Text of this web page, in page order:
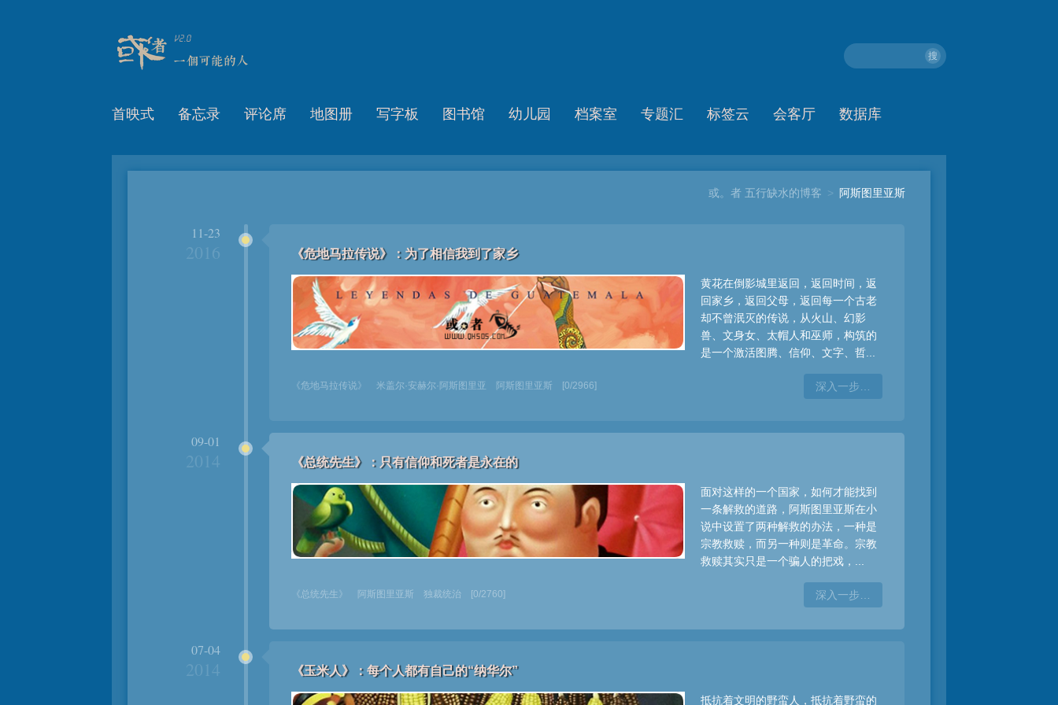
搜
首映式 备忘录 评论席 地图册 写字板 图书馆 幼儿园 档案室 专题汇 标签云 会客厅 数据库
或。者 五行缺水的博客 > 阿斯图里亚斯
11-23
2016 《危地马拉传说》：为了相信我到了家乡
黄花在倒影城里返回，返回时间，返
回家乡，返回父母，返回每一个古老
却不曾泯灭的传说，从火山、幻影
兽、文身女、太帽人和巫师，构筑的
是一个激活图腾、信仰、文字、哲...
深入一步…
《危地马拉传说》 米盖尔·安赫尔·阿斯图里亚 阿斯图里亚斯 [0/2966]
09-01
2014 《总统先生》：只有信仰和死者是永在的
面对这样的一个国家，如何才能找到
一条解救的道路，阿斯图里亚斯在小
说中设置了两种解救的办法，一种是
宗教救赎，而另一种则是革命。宗教
救赎其实只是一个骗人的把戏，...
深入一步…
《总统先生》 阿斯图里亚斯 独裁统治 [0/2760]
07-04
2014 《玉米人》：每个人都有自己的“纳华尔”
抵抗着文明的野蛮人，抵抗着野蛮的